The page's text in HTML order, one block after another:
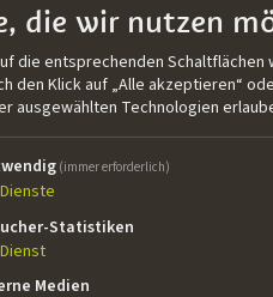
la volevo
Strafanstalt Moncaldo.
den sie vor zehn
sich aber kaum
die wir nutzen
die entsprechenden
den Klick auf „Alle akzeptieren“
ausgewählten Technologien
(immer erforderlich)
Dienste
Statistiken
Dienst
Medien